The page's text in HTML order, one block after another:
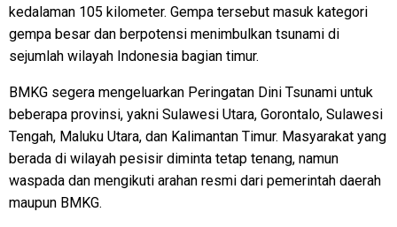
kedalaman 105 kilometer. Gempa tersebut masuk kategori
gempa besar dan berpotensi menimbulkan tsunami di
sejumlah wilayah Indonesia bagian timur.
BMKG segera mengeluarkan Peringatan Dini Tsunami untuk
beberapa provinsi, yakni Sulawesi Utara, Gorontalo, Sulawesi
Tengah, Maluku Utara, dan Kalimantan Timur. Masyarakat yang
berada di wilayah pesisir diminta tetap tenang, namun
waspada dan mengikuti arahan resmi dari pemerintah daerah
maupun BMKG.